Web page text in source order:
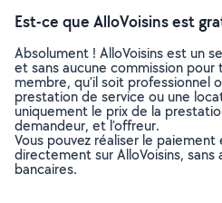
Est-ce que AlloVoisins est
Absolument ! AlloVoisins est un
et sans aucune commission
membre, qu’il soit professionnel
prestation de service ou une
uniquement le prix de la
demandeur, et l’offreur.
Vous pouvez réaliser le
directement sur AlloVoisins, sans
bancaires.